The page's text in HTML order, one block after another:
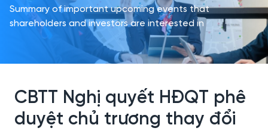
Summary of important upcoming events that
shareholders and investors are interested in
CBTT Nghị quyết HĐQT phê
duyệt chủ trương thay đổi